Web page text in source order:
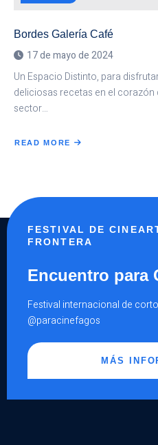
Bordes Galería Café
17 de mayo de 2024
Un Espacio Distinto, para
deliciosas recetas en el
sector…
READ MORE
ABOUT
FESTIVAL DE
FRONTERA
Encuentro para
Festival internacional de
@paracinefagos
MÁS